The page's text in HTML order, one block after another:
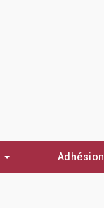
Adhésion